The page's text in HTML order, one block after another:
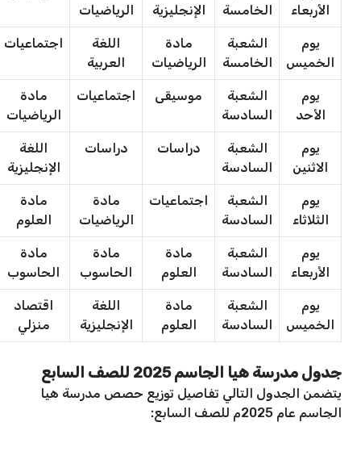
الأربعاء
الخامسة
الإنجليزية
الرياضيات
يوم
الخميس
الشعبة
الخامسة
مادة
الرياضيات
اللغة
العربية
اجتماعيات
يوم
الأحد
الشعبة
السادسة
موسيقى اجتماعيات
مادة
الرياضيات
يوم
الاثنين
الشعبة
السادسة
دراسات دراسات
اللغة
الإنجليزية
يوم
الثلاثاء
الشعبة
السادسة
اجتماعيات
مادة
الرياضيات
مادة
العلوم
يوم
الأربعاء
الشعبة
السادسة
مادة
العلوم
مادة
الحاسوب
مادة
الحاسوب
يوم
الخميس
الشعبة
السادسة
مادة
العلوم
اللغة
الإنجليزية
اقتصاد
منزلي
جدول مدرسة هيا الجاسم 2025 للصف السابع
يتضمن الجدول التالي تفاصيل توزيع حصص مدرسة هيا
الجاسم عام 2025م للصف السابع: